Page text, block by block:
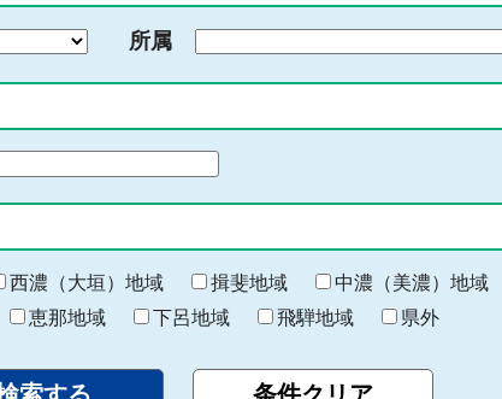
所属
西濃（大垣）地域 揖斐地域 中濃（美濃）地域
恵那地域 下呂地域 飛騨地域 県外